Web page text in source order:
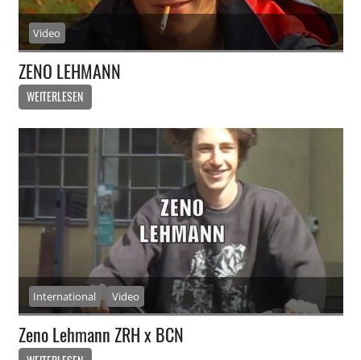
Video
ZENO LEHMANN
WEITERLESEN
International Video
Zeno Lehmann ZRH x BCN